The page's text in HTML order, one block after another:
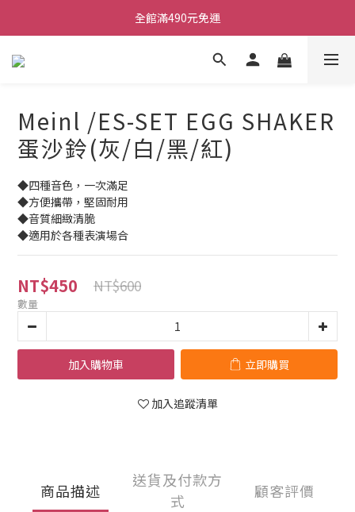
ATB會員 滿20000折1000 滿10000折500 滿5000折250
全館滿490元免運
單顆效果器最低44折
Meinl /ES-SET EGG SHAKER
蛋沙鈴(灰/白/黑/紅)
◆四種音色，一次滿足
◆方便攜帶，堅固耐用
◆音質細緻清脆
◆適用於各種表演場合
NT$450 NT$600
數量
加入購物車 立即購買
加入追蹤清單
商品描述
送貨及付款方
式
顧客評價